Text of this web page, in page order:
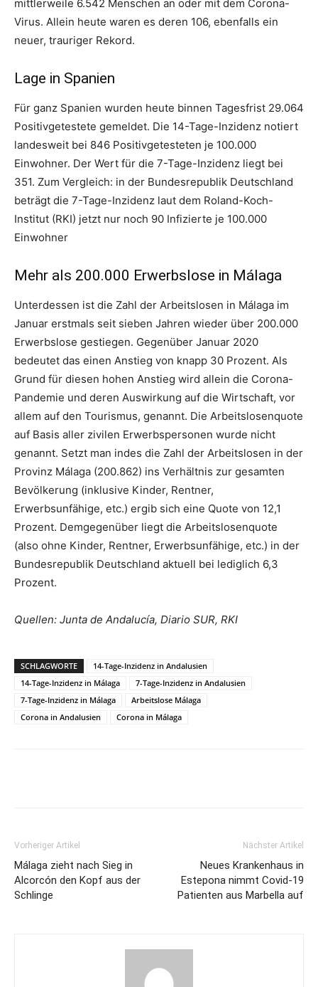
mittlerweile 6.542 Menschen an oder mit dem Corona-
Virus. Allein heute waren es deren 106, ebenfalls ein
neuer, trauriger Rekord.
Lage in Spanien
Für ganz Spanien wurden heute binnen Tagesfrist 29.064
Positivgetestete gemeldet. Die 14-Tage-Inzidenz notiert
landesweit bei 846 Positivgetesteten je 100.000
Einwohner. Der Wert für die 7-Tage-Inzidenz liegt bei
351. Zum Vergleich: in der Bundesrepublik Deutschland
beträgt die 7-Tage-Inzidenz laut dem Roland-Koch-
Institut (RKI) jetzt nur noch 90 Infizierte je 100.000
Einwohner
Mehr als 200.000 Erwerbslose in Málaga
Unterdessen ist die Zahl der Arbeitslosen in Málaga im
Januar erstmals seit sieben Jahren wieder über 200.000
Erwerbslose gestiegen. Gegenüber Januar 2020
bedeutet das einen Anstieg von knapp 30 Prozent. Als
Grund für diesen hohen Anstieg wird allein die Corona-
Pandemie und deren Auswirkung auf die Wirtschaft, vor
allem auf den Tourismus, genannt. Die Arbeitslosenquote
auf Basis aller zivilen Erwerbspersonen wurde nicht
genannt. Setzt man indes die Zahl der Arbeitslosen in der
Provinz Málaga (200.862) ins Verhältnis zur gesamten
Bevölkerung (inklusive Kinder, Rentner,
Erwerbsunfähige, etc.) ergib sich eine Quote von 12,1
Prozent. Demgegenüber liegt die Arbeitslosenquote
(also ohne Kinder, Rentner, Erwerbsunfähige, etc.) in der
Bundesrepublik Deutschland aktuell bei lediglich 6,3
Prozent.
Quellen: Junta de Andalucía, Diario SUR, RKI
SCHLAGWORTE
14-Tage-Inzidenz in Andalusien
14-Tage-Inzidenz in Málaga
7-Tage-Inzidenz in Andalusien
7-Tage-Inzidenz in Málaga
Arbeitslose Málaga
Corona in Andalusien
Corona in Málaga
Vorheriger Artikel
Málaga zieht nach Sieg in
Alcorcón den Kopf aus der
Schlinge
Nächster Artikel
Neues Krankenhaus in
Estepona nimmt Covid-19
Patienten aus Marbella auf